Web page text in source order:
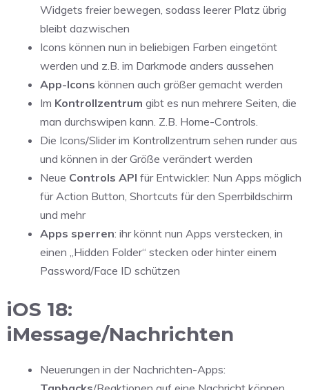
Widgets freier bewegen, sodass leerer Platz übrig
bleibt dazwischen
Icons können nun in beliebigen Farben eingetönt
werden und z.B. im Darkmode anders aussehen
App-Icons können auch größer gemacht werden
Im Kontrollzentrum gibt es nun mehrere Seiten, die
man durchswipen kann. Z.B. Home-Controls.
Die Icons/Slider im Kontrollzentrum sehen runder aus
und können in der Größe verändert werden
Neue Controls API für Entwickler: Nun Apps möglich
für Action Button, Shortcuts für den Sperrbildschirm
und mehr
Apps sperren: ihr könnt nun Apps verstecken, in
einen „Hidden Folder“ stecken oder hinter einem
Password/Face ID schützen
iOS 18:
iMessage/Nachrichten
Neuerungen in der Nachrichten-Apps: